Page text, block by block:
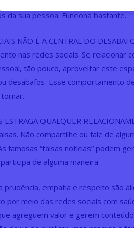
da sua pessoa. Funciona bastante.
NÃO É A CENTRAL DO
nas redes sociais. Se relacionar
tão pouco, aproveitar este
desabafos. Esse comportamento
ESTRAGA QUALQUER
Não compartilhe ou fale de
famosas “falsas notícias” podem
de alguma maneira.
prudência, empatia e respeito são
por meio das redes sociais com
agreguem valor e gerem